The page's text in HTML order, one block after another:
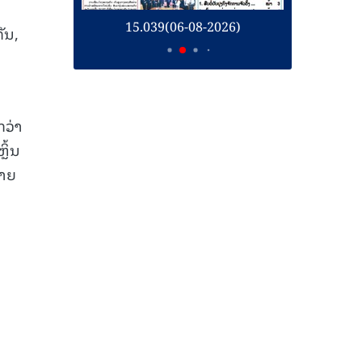
,
າ
ນ
ຍ
15.039(06-08-2026)